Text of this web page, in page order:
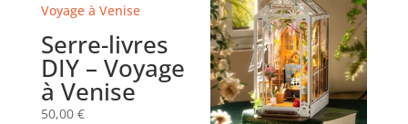
Serre-livres
DIY – Voyage
à Venise
50,00 €